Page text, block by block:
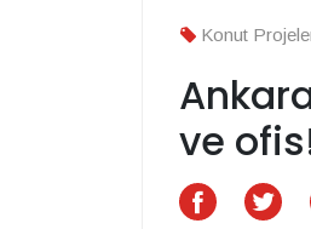
Konut
ve